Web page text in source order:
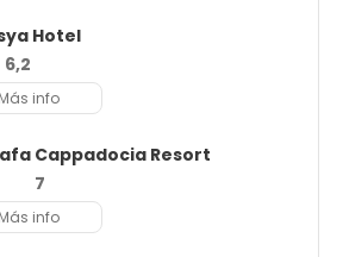
Hotel
6,2
Más info
Cappadocia Resort
7
Más info